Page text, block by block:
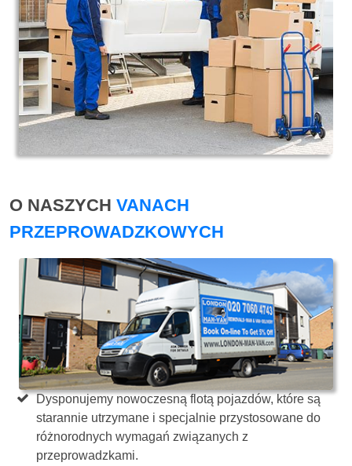
O NASZYCH VANACH
PRZEPROWADZKOWYCH
Dysponujemy nowoczesną flotą pojazdów, które są
starannie utrzymane i specjalnie przystosowane do
różnorodnych wymagań związanych z
przeprowadzkami.